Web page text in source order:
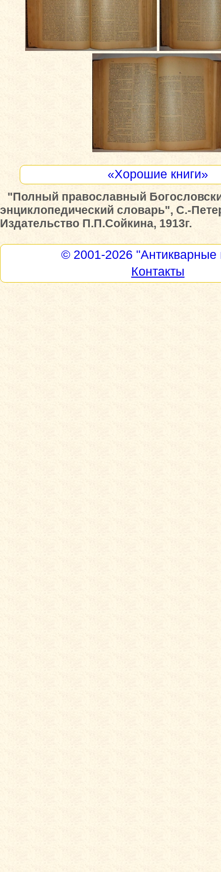
«Хорошие книги»
"Полный православный
энциклопедический словарь", С.-
Издательство П.П.Сойкина, 1913г.
© 2001-2026 "Антикварные
Контакты